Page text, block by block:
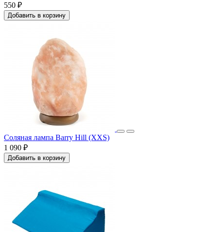
550 ₽
Добавить в корзину
Соляная лампа Barry Hill (XXS)
1 090 ₽
Добавить в корзину